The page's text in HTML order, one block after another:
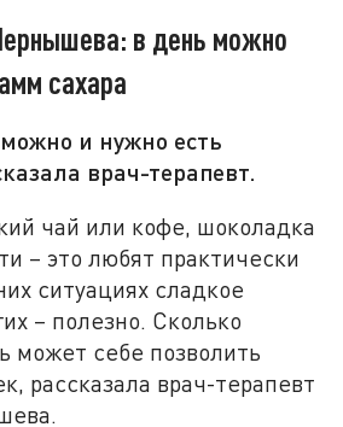
в день можно
сахара
и нужно есть
врач-терапевт.
чай или кофе, шоколадка
– это любят практически
ситуациях сладкое
– полезно. Сколько
может себе позволить
рассказала врач-терапевт